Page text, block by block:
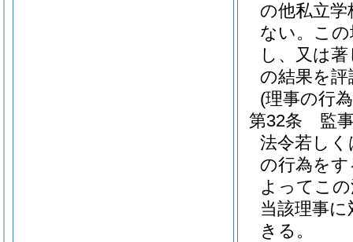
の他私立
ない。 こ
し、又は
の結果を
(理事の行
第32条
監
法令若し
の行為を
よってこ
当該理事
きる。